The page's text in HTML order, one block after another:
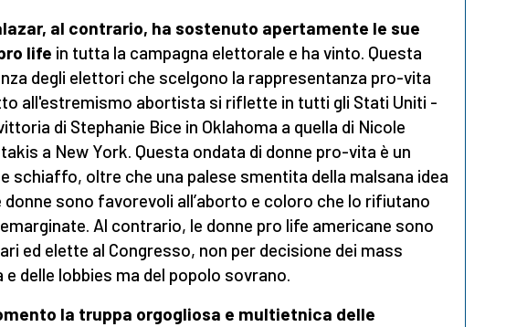
al contrario, ha sostenuto apertamente le sue
life in tutta la campagna elettorale e ha vinto. Questa
degli elettori che scelgono la rappresentanza pro-vita
all'estremismo abortista si riflette in tutti gli Stati Uniti -
di Stephanie Bice in Oklahoma a quella di Nicole
a New York. Questa ondata di donne pro-vita è un
schiaffo, oltre che una palese smentita della malsana idea
donne sono favorevoli all’aborto e coloro che lo rifiutano
Al contrario, le donne pro life americane sono
ed elette al Congresso, non per decisione dei mass
e delle lobbies ma del popolo sovrano.
la truppa orgogliosa e multietnica delle